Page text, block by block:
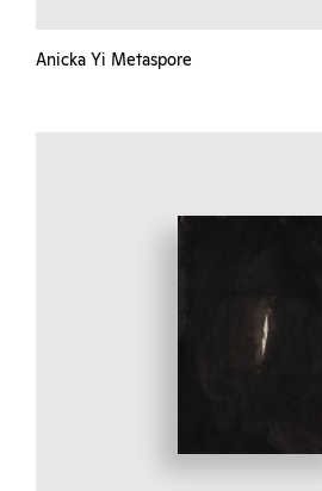
Anicka Yi Metaspore